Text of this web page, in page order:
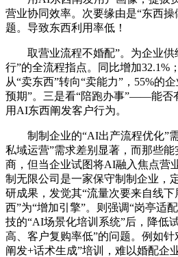
营业协同效率。次要缘由是“东西操
题。导致东西利用率低！
取营业流程不婚配”。为企业供
行”的全流程指点。同比增加32.1%
从“卖东西”转向“卖能力”，55%的
预期”。三是看“陪跑办事”——能否
用AI东西阐发客户行为。
制制企业的“AI出产流程优化”
私域运营”需求差别显著，而那些
商，但当企业试图将AI融入焦点营
制无限公司是一家保守制制企业
研成果，发觉其“流量次要来自线
西”为“增加引擎”。则强调“岗亭适
技的“AI场景化培训系统”后，降低
高、客户复购率低”的问题。例如
阐发+话术生成”培训，难以婚配企